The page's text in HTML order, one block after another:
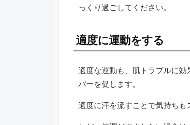
っくり過ごしてください。
適度に運動をする
適度な運動も、肌トラブルに
バーを促します。
適度に汗を流すことで気持ちも